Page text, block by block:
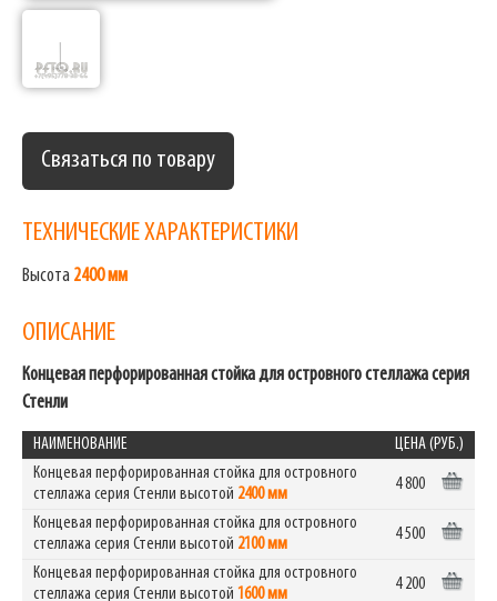
Связаться по товару
ТЕХНИЧЕСКИЕ ХАРАКТЕРИСТИКИ
Высота 2400 мм
ОПИСАНИЕ
Концевая перфорированная стойка для островного стеллажа серия
Стенли
НАИМЕНОВАНИЕ
ЦЕНА (РУБ.)
Концевая перфорированная стойка для островного
стеллажа серия Стенли высотой 2400 мм
4 800
Концевая перфорированная стойка для островного
стеллажа серия Стенли высотой 2100 мм
4 500
Концевая перфорированная стойка для островного
стеллажа серия Стенли высотой 1600 мм
4 200